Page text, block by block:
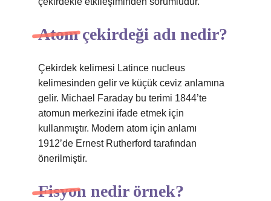
Atom çekirdeği adı nedir?
Çekirdek kelimesi Latince nucleus
kelimesinden gelir ve küçük ceviz anlamına
gelir. Michael Faraday bu terimi 1844’te
atomun merkezini ifade etmek için
kullanmıştır. Modern atom için anlamı
1912’de Ernest Rutherford tarafından
önerilmiştir.
Fisyon nedir örnek?